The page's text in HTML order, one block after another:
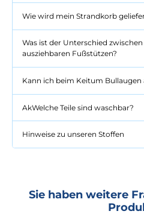
Wie wird mein Strandkorb
Was ist der Unterschied
ausziehbaren Fußstützen?
Kann ich beim Keitum Bullaugen
AkWelche Teile sind waschbar?
Hinweise zu unseren Stoffen
Sie haben weitere